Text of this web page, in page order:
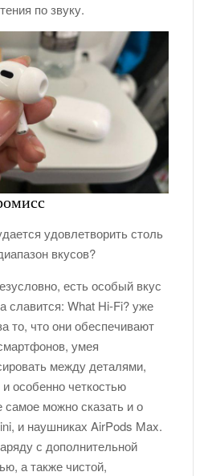
по звуку.
удовлетворить столь
вкусов?
есть особый вкус
славится: What Hi-Fi? уже
то, что они обеспечивают
умея
между деталями,
особенно четкостью
самое можно сказать и о
и наушниках AirPods Max.
с дополнительной
а также чистой,